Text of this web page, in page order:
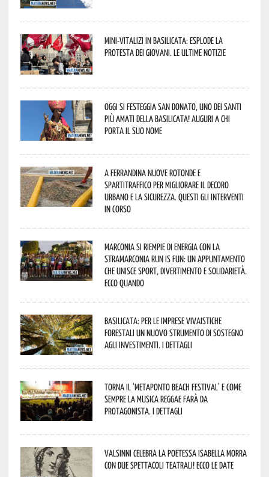
Mini-vitalizi in Basilicata: esplode la
protesta dei giovani. Le ultime notizie
Oggi si festeggia San Donato, uno dei Santi
più amati della Basilicata! Auguri a chi
porta il suo nome
A Ferrandina nuove rotonde e
spartitraffico per migliorare il decoro
urbano e la sicurezza. Questi gli interventi
in corso
Marconia si riempie di energia con la
StraMarconia Run is Fun: un appuntamento
che unisce sport, divertimento e solidarietà.
Ecco quando
Basilicata: per le imprese vivaistiche
forestali un nuovo strumento di sostegno
agli investimenti. I dettagli
Torna il ‘Metaponto beach festival’ e come
sempre la musica reggae farà da
protagonista. I dettagli
Valsinni celebra la poetessa Isabella Morra
con due spettacoli teatrali! Ecco le date